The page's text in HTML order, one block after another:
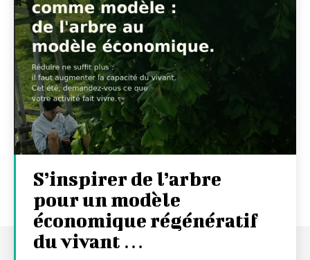
S’inspirer de l’arbre
pour un modèle
économique régénératif
du vivant …